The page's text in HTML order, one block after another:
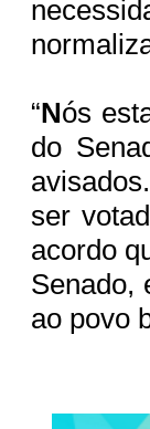
“Nós
do
ser
acordo
Senado,
ao povo